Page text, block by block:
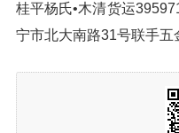
桂平杨氏•木清货运
宁市北大南路31号联手五